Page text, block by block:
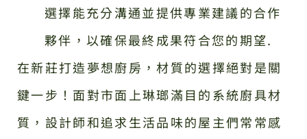
選擇能充分溝通並提供專業建議的合作
夥伴，以確保最終成果符合您的期望.
在新莊打造夢想廚房，材質的選擇絕對是關
鍵一步！面對市面上琳瑯滿目的系統廚具材
質，設計師和追求生活品味的屋主們常常感